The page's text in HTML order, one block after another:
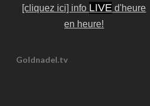
[cliquez ici] info LIVE d'heure
en heure!
Goldnadel.tv